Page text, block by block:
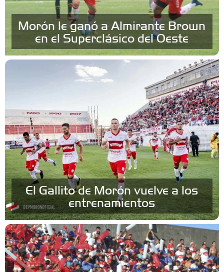
Morón le ganó a Almirante Brown
en el Superclásico del Oeste
El Gallito de Morón vuelve a los
entrenamientos